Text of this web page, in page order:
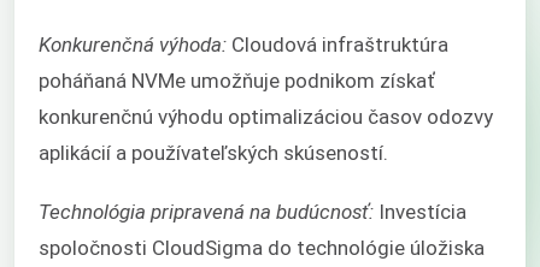
Konkurenčná výhoda: Cloudová infraštruktúra
poháňaná NVMe umožňuje podnikom získať
konkurenčnú výhodu optimalizáciou časov odozvy
aplikácií a používateľských skúseností.
Technológia pripravená na budúcnosť: Investícia
spoločnosti CloudSigma do technológie úložiska